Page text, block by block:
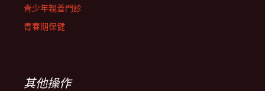
青少年親善門診
青春期保健
其他操作